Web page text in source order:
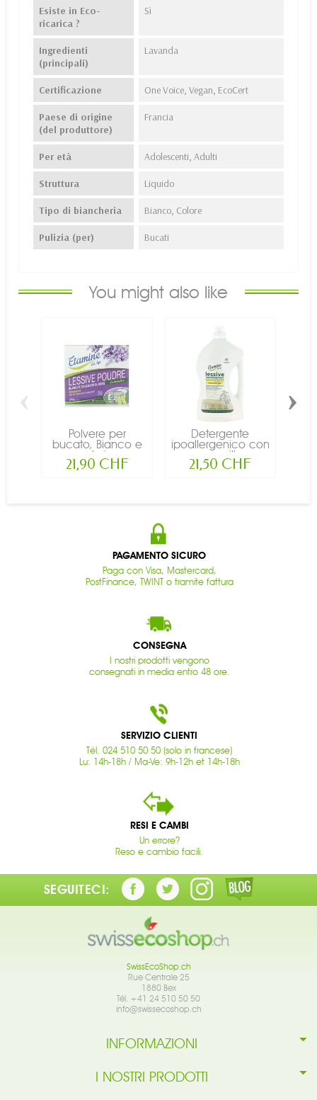
Esiste in Eco-
ricarica ?
Sì
Ingredienti
(principali)
Lavanda
Certificazione One Voice, Vegan, EcoCert
Paese di origine
(del produttore)
Francia
Per età Adolescenti, Adulti
Struttura Liquido
Tipo di biancheria Bianco, Colore
Pulizia (per) Bucati
You might also like
Polvere per
bucato, Bianco e
colori...
21,90 CHF
Detergente
ipoallergenico con
camomilla...
21,50 CHF
‹ ›
PAGAMENTO SICURO
Paga con Visa, Mastercard,
PostFinance, TWINT o tramite fattura
CONSEGNA
I nostri prodotti vengono
consegnati in media entro 48 ore.
SERVIZIO CLIENTI
Tél. 024 510 50 50 (solo in francese)
Lu: 14h-18h / Ma-Ve: 9h-12h et 14h-18h
RESI E CAMBI
Un errore?
Reso e cambio facili.
SEGUITECI:
SwissEcoShop.ch
Rue Centrale 25
1880 Bex
Tél. +41 24 510 50 50
info@swissecoshop.ch
INFORMAZIONI
I NOSTRI PRODOTTI